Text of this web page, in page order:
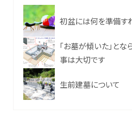
初盆には何を準備す
「お墓が傾いた」とな
事は大切です
生前建墓について